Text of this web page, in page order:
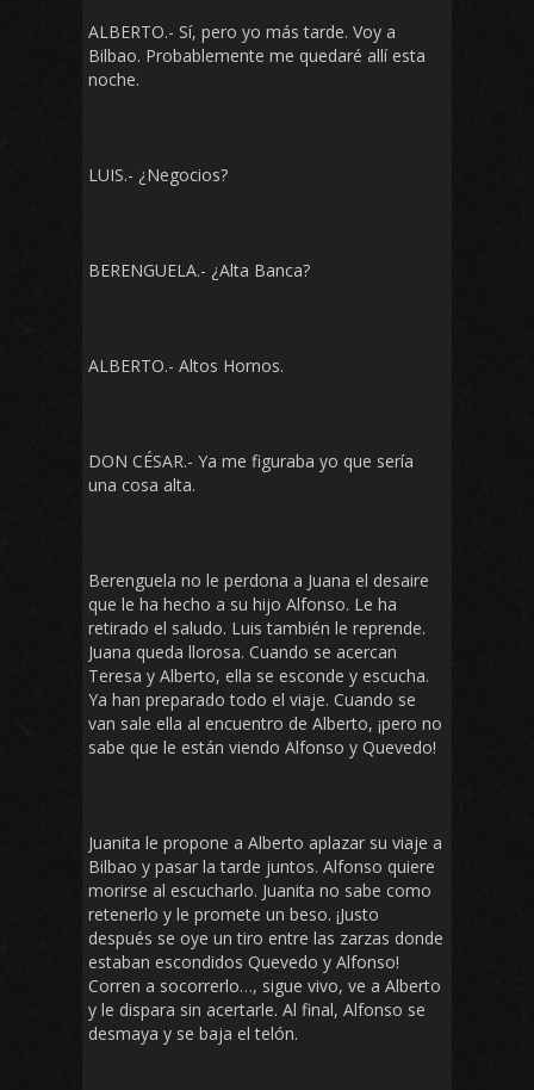
ALBERTO.- Sí, pero yo más tarde. Voy a
Bilbao. Probablemente me quedaré allí esta
noche.
LUIS.- ¿Negocios?
BERENGUELA.- ¿Alta Banca?
ALBERTO.- Altos Hornos.
DON CÉSAR.- Ya me figuraba yo que sería
una cosa alta.
Berenguela no le perdona a Juana el desaire
que le ha hecho a su hijo Alfonso. Le ha
retirado el saludo. Luis también le reprende.
Juana queda llorosa. Cuando se acercan
Teresa y Alberto, ella se esconde y escucha.
Ya han preparado todo el viaje. Cuando se
van sale ella al encuentro de Alberto, ¡pero no
sabe que le están viendo Alfonso y Quevedo!
Juanita le propone a Alberto aplazar su viaje a
Bilbao y pasar la tarde juntos. Alfonso quiere
morirse al escucharlo. Juanita no sabe como
retenerlo y le promete un beso. ¡Justo
después se oye un tiro entre las zarzas donde
estaban escondidos Quevedo y Alfonso!
Corren a socorrerlo…, sigue vivo, ve a Alberto
y le dispara sin acertarle. Al final, Alfonso se
desmaya y se baja el telón.